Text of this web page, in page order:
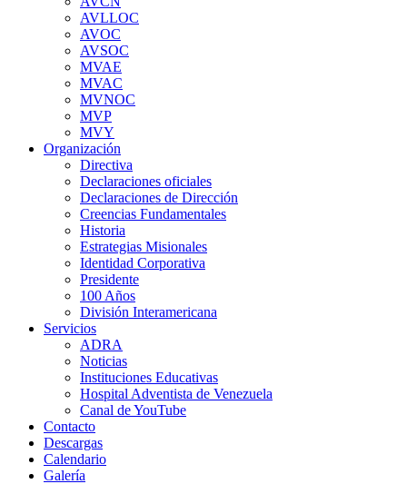
AVLLOC
AVOC
AVSOC
MVAE
MVAC
MVNOC
MVP
MVY
Organización
Directiva
Declaraciones oficiales
Declaraciones de Dirección
Creencias Fundamentales
Historia
Estrategias Misionales
Identidad Corporativa
Presidente
100 Años
División Interamericana
Servicios
ADRA
Noticias
Instituciones Educativas
Hospital Adventista de Venezuela
Canal de YouTube
Contacto
Descargas
Calendario
Galería